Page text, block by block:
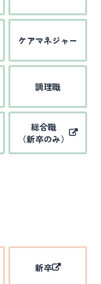
ケアマネジャー
調理職
総合職
（新卒のみ）
新卒